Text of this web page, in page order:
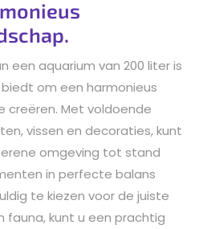
een aquarium van 200 liter is
om een harmonieus
creëren. Met voldoende
vissen en decoraties, kunt
omgeving tot stand
in perfecte balans
te kiezen voor de juiste
fauna, kunt u een prachtig